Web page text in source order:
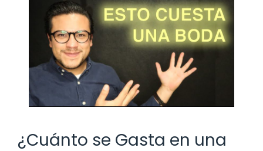
¿Cuánto se Gasta en una